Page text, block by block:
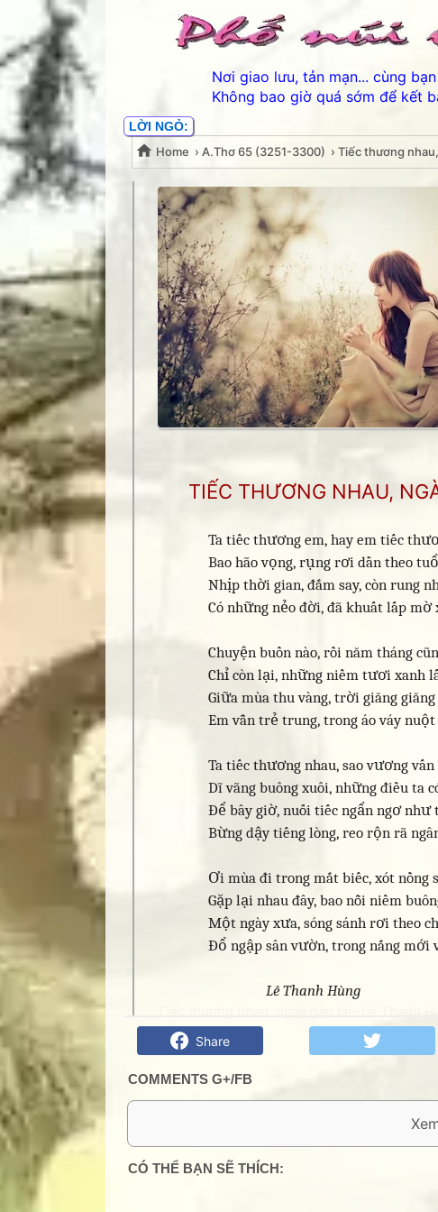
Nơi giao lưu, tản mạn... cùng
Không bao giờ quá sớm để kết
LỜI NGỎ:
Home › A.Thơ 65 (3251-3300) › Tiếc thương
Tiếc thương nhau, ngày
TIẾC THƯƠNG NHAU,
Ta tiếc thương em, hay em tiếc
Bao hão vọng, rụng rơi dần theo
Nhịp thời gian, đắm say, còn rung
Có những nẻo đời, đã khuất lấp mờ
Chuyện buồn nào, rồi năm tháng
Chỉ còn lại, những niềm tươi xanh
Giữa mùa thu vàng, trời giăng giăng
Em vẫn trẻ trung, trong áo váy nuột
Ta tiếc thương nhau, sao vương
Dĩ vãng buông xuôi, những điều ta
Để bây giờ, nuối tiếc ngẩn ngơ như
Bừng dậy tiếng lòng, reo rộn rã
Ơi mùa đi trong mắt biếc, xót nồng
Gặp lại nhau đây, bao nỗi niềm
Một ngày xưa, sóng sánh rơi theo
Đổ ngập sân vườn, trong nắng mới
Lê Thanh Hùng
Share
COMMENTS G+/FB
0 Comment:
CÓ THỂ BẠN SẼ THÍCH:
Thân ái